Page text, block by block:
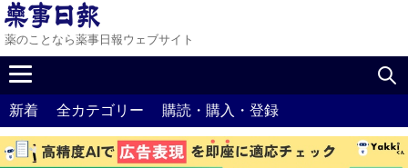
薬のことなら薬事日報ウェブサイト
新着 全カテゴリー 購読・購入・登録